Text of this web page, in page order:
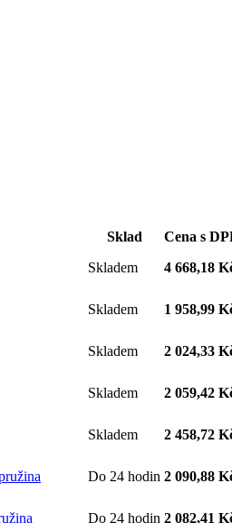
Sklad Cena s
Skladem 4 668,18
Skladem 1 958,99
Skladem 2 024,33
Skladem 2 059,42
Skladem 2 458,72
Do 24 hodin 2 090,88
Do 24 hodin 2 082,41